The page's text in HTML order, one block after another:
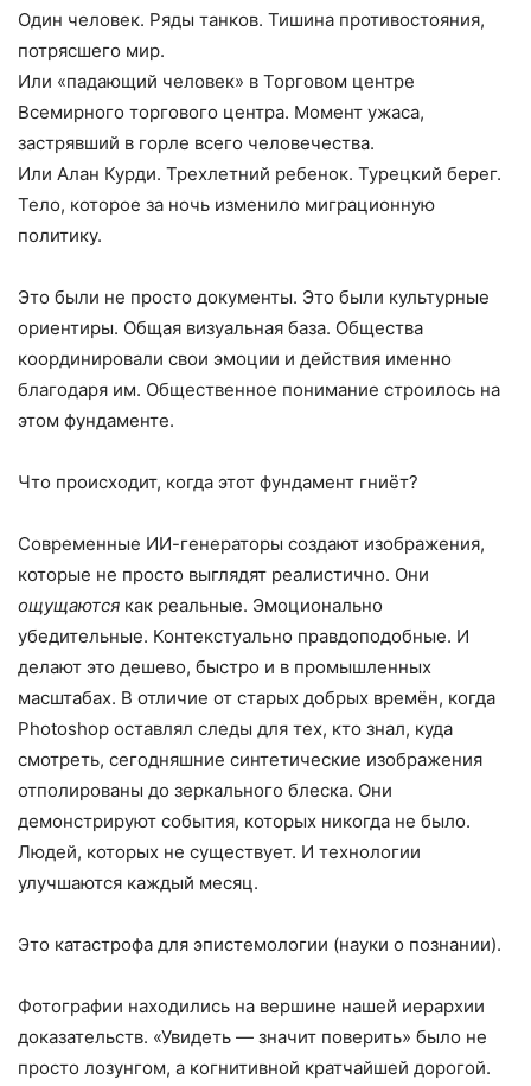
Один человек. Ряды танков. Тишина противостояния,
потрясшего мир.
Или «падающий человек» в Торговом центре
Всемирного торгового центра. Момент ужаса,
застрявший в горле всего человечества.
Или Алан Курди. Трехлетний ребенок. Турецкий берег.
Тело, которое за ночь изменило миграционную
политику.
Это были не просто документы. Это были культурные
ориентиры. Общая визуальная база. Общества
координировали свои эмоции и действия именно
благодаря им. Общественное понимание строилось на
этом фундаменте.
Что происходит, когда этот фундамент гниёт?
Современные ИИ-генераторы создают изображения,
которые не просто выглядят реалистично. Они
ощущаются как реальные. Эмоционально
убедительные. Контекстуально правдоподобные. И
делают это дешево, быстро и в промышленных
масштабах. В отличие от старых добрых времён, когда
Photoshop оставлял следы для тех, кто знал, куда
смотреть, сегодняшние синтетические изображения
отполированы до зеркального блеска. Они
демонстрируют события, которых никогда не было.
Людей, которых не существует. И технологии
улучшаются каждый месяц.
Это катастрофа для эпистемологии (науки о познании).
Фотографии находились на вершине нашей иерархии
доказательств. «Увидеть — значит поверить» было не
просто лозунгом, а когнитивной кратчайшей дорогой.